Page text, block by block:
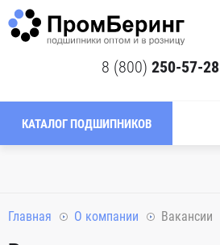
8 (800) 250-57-28
КАТАЛОГ ПОДШИПНИКОВ
Главная О компании Вакансии